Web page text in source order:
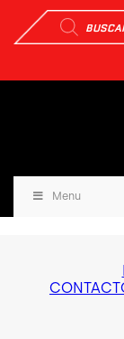
Búsqueda
de
productos
Menu